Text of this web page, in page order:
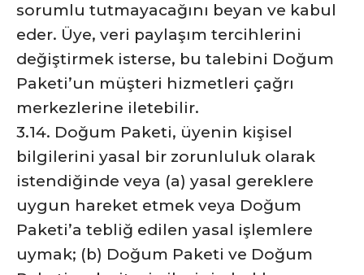
sorumlu tutmayacağını beyan ve kabul
eder. Üye, veri paylaşım tercihlerini
değiştirmek isterse, bu talebini Doğum
Paketi’un müşteri hizmetleri çağrı
merkezlerine iletebilir.
3.14. Doğum Paketi, üyenin kişisel
bilgilerini yasal bir zorunluluk olarak
istendiğinde veya (a) yasal gereklere
uygun hareket etmek veya Doğum
Paketi’a tebliğ edilen yasal işlemlere
uymak; (b) Doğum Paketi ve Doğum